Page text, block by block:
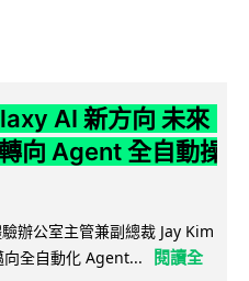
AI 新方向 未來
向 Agent 全自動操
辦公室主管兼副總裁 Jay Kim
全自動化 Agent...
閱讀全